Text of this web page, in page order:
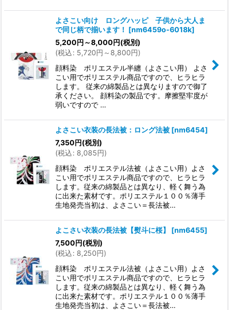
よさこい向け ロングハッピ 子供から大人ま
で同じ柄で揃います！ [nm6459o-6018k]
5,200円 ～8,000円(税別)
(税込: 5,720円 ～8,800円)
顔料染 ポリエステル半纏（よさこい用） よさ
こい用でポリエステル商品ですので、ヒラヒラ
します。 従来の綿製品とは異なりますので御了
承ください。 顔料染の製品です。摩擦堅牢度が
弱いですので …
よさこい衣装の長法被：ロング法被 [nm6454]
7,350円(税別)
(税込: 8,085円)
顔料染 ポリエステル法被（よさこい用）よさ
こい用でポリエステル商品ですので、ヒラヒラ
します。従来の綿製品とは異なり、軽く舞う為
に出来た素材です。ポリエステル１００％薄手
生地発売当初は、よさこい＝長法被…
よこさい衣装の長法被【熨斗に桜】 [nm6455]
7,500円(税別)
(税込: 8,250円)
顔料染 ポリエステル法被（よさこい用）よさ
こい用でポリエステル商品ですので、ヒラヒラ
します。従来の綿製品とは異なり、軽く舞う為
に出来た素材です。ポリエステル１００％薄手
生地発売当初は、よさこい＝長法被…